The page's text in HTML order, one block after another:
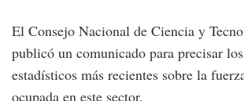
El Consejo Nacional de Ciencia y
publicó un comunicado para precisar
estadísticos más recientes sobre la
ocupada en este sector.